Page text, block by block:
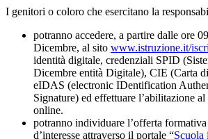
I genitori o coloro che esercitano la
potranno accedere, a partire dalle ore
Dicembre, al sito www.istruzione.it/
identità digitale, credenziali SPID
Dicembre entità Digitale), CIE (Carta
eIDAS (electronic IDentification
Signature) ed effettuare l’abilitazione
online.
potranno individuare l’offerta
d’interesse attraverso il portale “Scuola